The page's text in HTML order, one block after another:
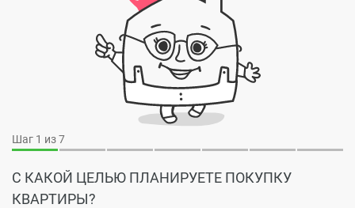
Шаг 1 из 7
С КАКОЙ ЦЕЛЬЮ ПЛАНИРУЕТЕ ПОКУПКУ
КВАРТИРЫ?